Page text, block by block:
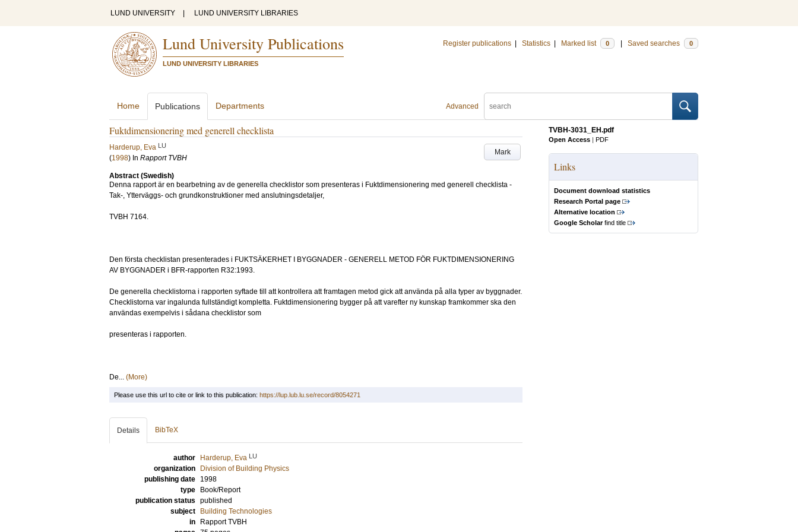
LUND UNIVERSITY LUND UNIVERSITY LIBRARIES
Lund University Publications
LUND UNIVERSITY LIBRARIES
Register publications Statistics Marked list 0 Saved searches 0
Advanced
Home Publications Departments
Fuktdimensionering med generell checklista
Mark
Harderup, Eva LU
(1998) In Rapport TVBH
Abstract (Swedish)
Denna rapport är en bearbetning av de generella checklistor som presenteras i Fuktdimensionering med generell checklista -
Tak-, Ytterväggs- och grundkonstruktioner med anslutningsdetaljer,
TVBH 7164.
Den första checklistan presenterades i FUKTSÄKERHET I BYGGNADER - GENERELL METOD FÖR FUKTDIMENSIONERING
AV BYGGNADER i BFR-rapporten R32:1993.
De generella checklistorna i rapporten syftade till att kontrollera att framtagen metod gick att använda på alla typer av byggnader.
Checklistorna var ingalunda fullständigt kompletta. Fuktdimensionering bygger på att varefter ny kunskap framkommer ska den
användas exempelvis i sådana checklistor som
presenteras i rapporten.
De... (More)
TVBH-3031_EH.pdf
Open Access | PDF
Links
Document download statistics
Research Portal page
Alternative location
Google Scholarfind title
Please use this url to cite or link to this publication: https://lup.lub.lu.se/record/8054271
Details BibTeX
author Harderup, Eva LU
organization
Division of Building Physics
publishing date
1998
type
Book/Report
publication status published
subject
Building Technologies
in
Rapport TVBH